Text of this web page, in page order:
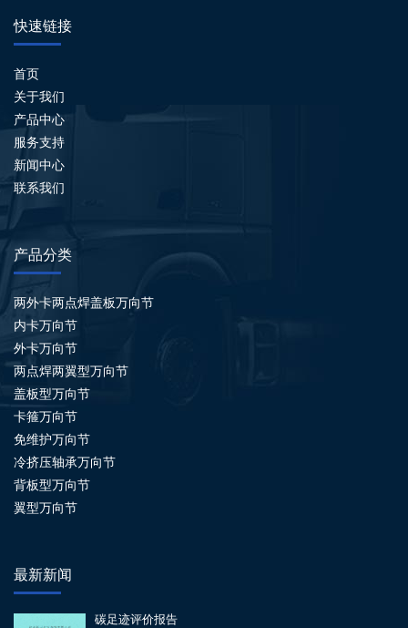
快速链接
首页
关于我们
产品中心
服务支持
新闻中心
联系我们
产品分类
两外卡两点焊盖板万向节
内卡万向节
外卡万向节
两点焊两翼型万向节
盖板型万向节
卡箍万向节
免维护万向节
冷挤压轴承万向节
背板型万向节
翼型万向节
最新新闻
碳足迹评价报告